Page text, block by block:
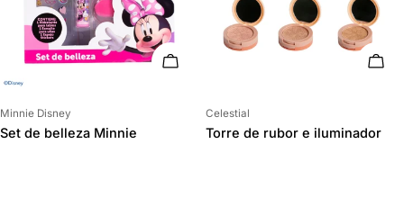
AÑADIR AL CARRITO
Proveedor:
Minnie Disney
Set de belleza Minnie
Proveedor:
Celestial
Torre de rubor e iluminador